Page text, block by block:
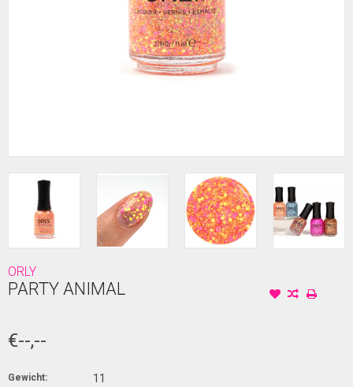
ORLY
PARTY ANIMAL
€--,--
Gewicht: 11